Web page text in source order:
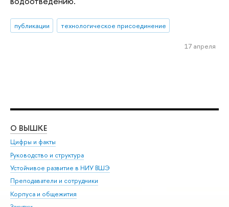
публикации технологическое присоединение
17 апреля
О ВЫШКЕ
Цифры и факты
Руководство и структура
Устойчивое развитие в НИУ ВШЭ
Преподаватели и сотрудники
Корпуса и общежития